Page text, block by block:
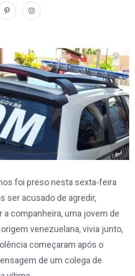
foi preso nesta sexta-feira
ser acusado de agredir,
a companheira, uma jovem de
venezuelana, vivia junto,
começaram após o
de um colega de